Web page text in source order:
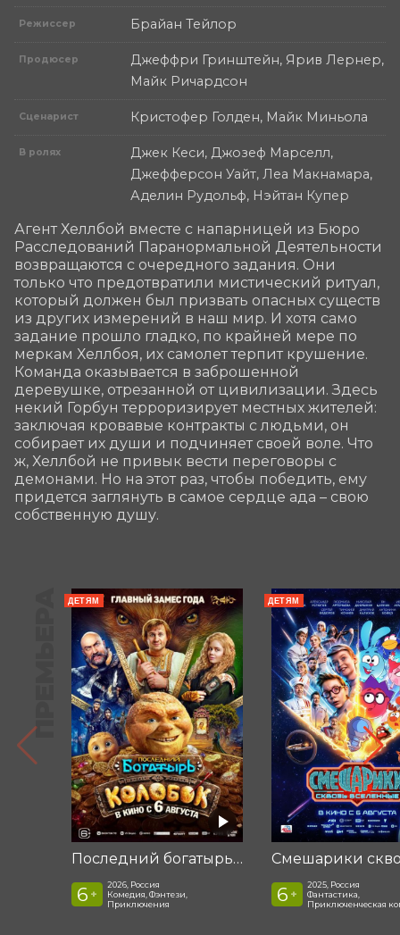
Режиссер Брайан Тейлор
Продюсер
Джеффри Гринштейн, Ярив Лернер,
Майк Ричардсон
Сценарист Кристофер Голден, Майк Миньола
В ролях
Джек Кеси, Джозеф Марселл,
Джефферсон Уайт, Леа Макнамара,
Аделин Рудольф, Нэйтан Купер
Агент Хеллбой вместе с напарницей из Бюро
Расследований Паранормальной Деятельности
возвращаются с очередного задания. Они
только что предотвратили мистический ритуал,
который должен был призвать опасных существ
из других измерений в наш мир. И хотя само
задание прошло гладко, по крайней мере по
меркам Хеллбоя, их самолет терпит крушение.
Команда оказывается в заброшенной
деревушке, отрезанной от цивилизации. Здесь
некий Горбун терроризирует местных жителей:
заключая кровавые контракты с людьми, он
собирает их души и подчиняет своей воле. Что
ж, Хеллбой не привык вести переговоры с
демонами. Но на этот раз, чтобы победить, ему
придется заглянуть в самое сердце ада – свою
собственную душу.
ДЕТЯМ
Последний богатырь. Колобок
6 +
2026, Россия
Комедия, Фэнтези,
Приключения
ДЕТЯМ
6 +
2025, Россия
Фантастика,
Приключенческая